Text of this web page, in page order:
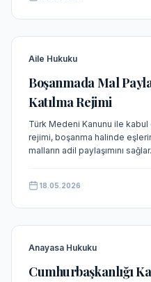
Aile Hukuku
Boşanmada Mal
Katılma Rejimi
Türk Medeni Kanunu ile
rejimi, boşanma halinde
malların adil paylaşımını
18.05.2026
Anayasa Hukuku
Cumhurbaşkanlığı